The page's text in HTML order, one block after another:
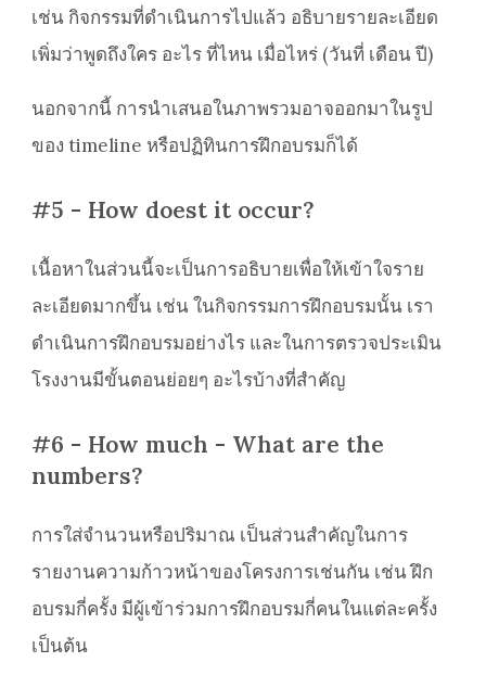
เช่น กิจกรรมที่ดำเนินการไปแล้ว อธิบายรายละเอียด
เพิ่มว่าพูดถึงใคร อะไร ที่ไหน เมื่อไหร่ (วันที่ เดือน ปี)
นอกจากนี้ การนำเสนอในภาพรวมอาจออกมาในรูป
ของ timeline หรือปฏิทินการฝึกอบรมก็ได้
#5 - How doest it occur?
เนื้อหาในส่วนนี้จะเป็นการอธิบายเพื่อให้เข้าใจราย
ละเอียดมากขึ้น เช่น ในกิจกรรมการฝึกอบรมนั้น เรา
ดำเนินการฝึกอบรมอย่างไร และในการตรวจประเมิน
โรงงานมีขั้นตอนย่อยๆ อะไรบ้างที่สำคัญ
#6 - How much - What are the
numbers?
การใส่จำนวนหรือปริมาณ เป็นส่วนสำคัญในการ
รายงานความก้าวหน้าของโครงการเช่นกัน เช่น ฝึก
อบรมกี่ครั้ง มีผู้เข้าร่วมการฝึกอบรมกี่คนในแต่ละครั้ง
เป็นต้น